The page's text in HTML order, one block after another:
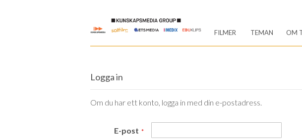
Content
FILMER TEMAN OM
Logga in
Om du har ett konto, logga in med din e-postadress.
E-post